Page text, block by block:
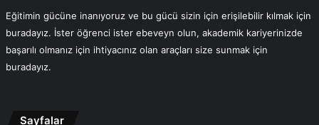
Eğitimin gücüne inanıyoruz ve bu gücü sizin için erişilebilir kılmak için
buradayız. İster öğrenci ister ebeveyn olun, akademik kariyerinizde
başarılı olmanız için ihtiyacınız olan araçları size sunmak için
buradayız.
Sayfalar